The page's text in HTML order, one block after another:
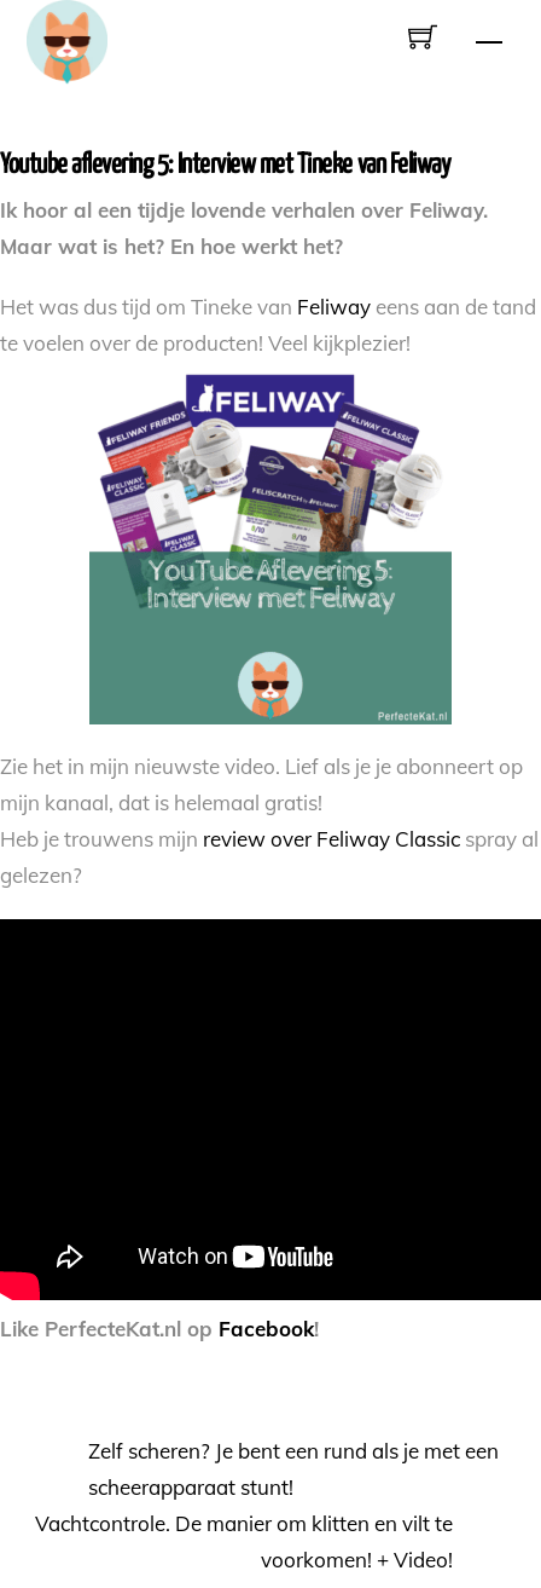
Skip
content
Youtube aflevering 5: Interview met Tineke van Feliway
Ik hoor al een tijdje lovende verhalen over Feliway.
Maar wat is het? En hoe werkt het?
Het was dus tijd om Tineke van Feliway eens aan de tand
te voelen over de producten! Veel kijkplezier!
Zie het in mijn nieuwste video. Lief als je je abonneert op
mijn kanaal, dat is helemaal gratis!
Heb je trouwens mijn review over Feliway Classic spray al
gelezen?
Like PerfecteKat.nl op Facebook!
Zelf scheren? Je bent een rund als je met een
scheerapparaat stunt!
Vachtcontrole. De manier om klitten en vilt te
voorkomen! + Video!